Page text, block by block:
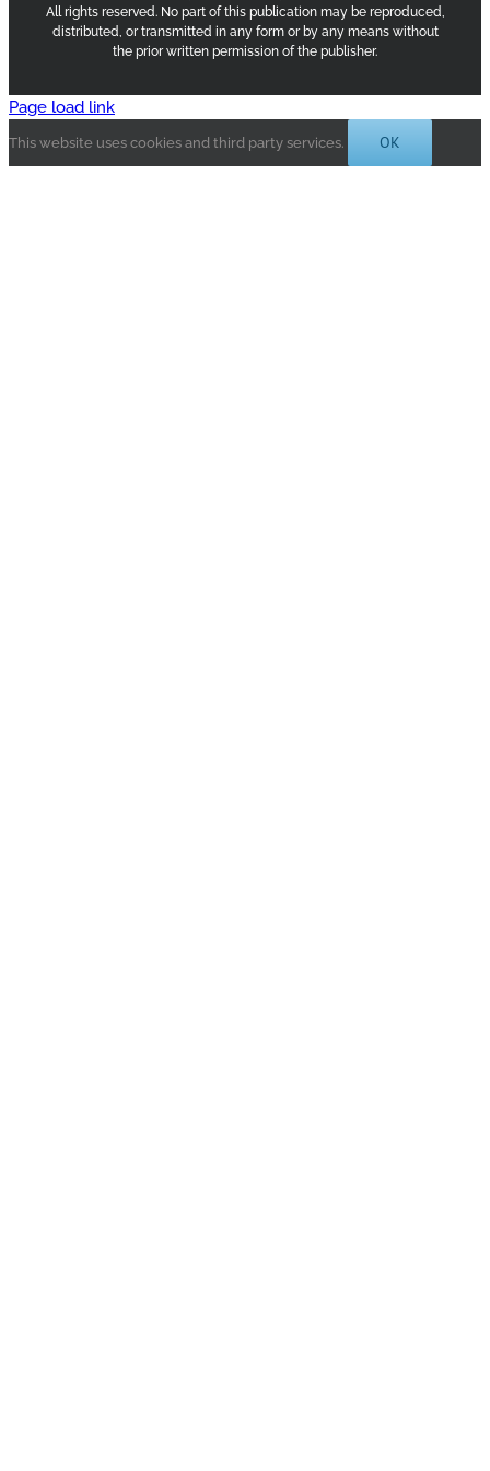
All rights reserved. No part of this publication may be reproduced,
distributed, or transmitted in any form or by any means without
the prior written permission of the publisher.
Page load link
This website uses cookies and third party services. OK